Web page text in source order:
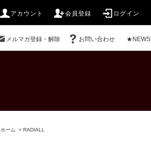
アカウント 会員登録 ログイン
メルマガ登録・解除 お問い合わせ ★NEWS
ホーム > RADIALL